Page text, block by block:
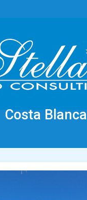
Costa Blanca